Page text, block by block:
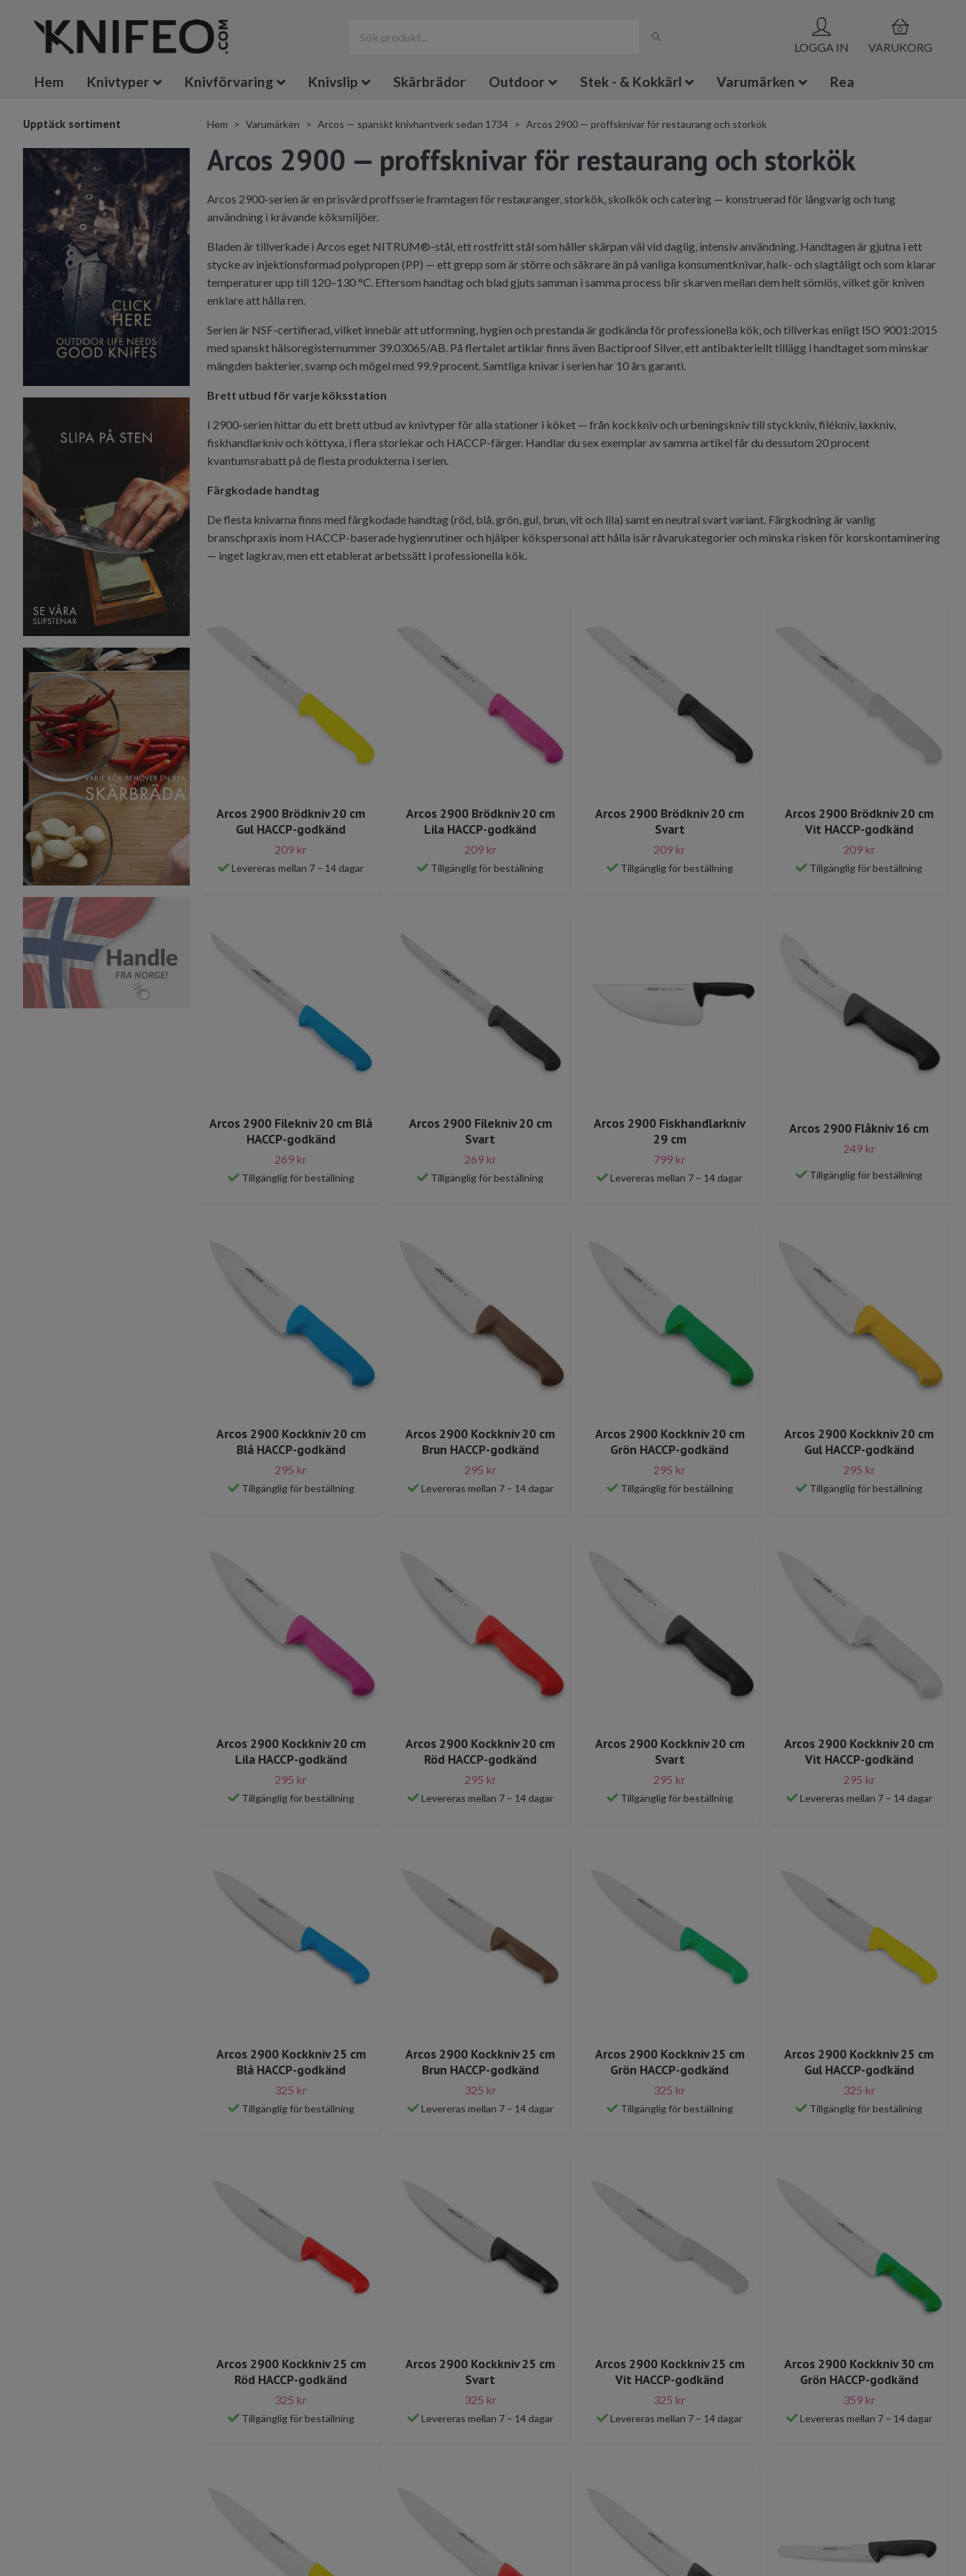
LOGGA IN
0
VARUKORG
Hem Knivtyper Knivförvaring Knivslip Skärbrädor Outdoor Stek - & Kokkärl Varumärken Rea
Upptäck sortiment Hem Varumärken Arcos — spanskt knivhantverk sedan 1734 Arcos 2900 — proffsknivar för restaurang och storkök
Arcos 2900 — proffsknivar för restaurang och storkök
Arcos 2900-serien är en prisvärd proffsserie framtagen för restauranger, storkök, skolkök och catering — konstruerad för långvarig och tung
användning i krävande köksmiljöer.
Bladen är tillverkade i Arcos eget NITRUM®-stål, ett rostfritt stål som håller skärpan väl vid daglig, intensiv användning. Handtagen är gjutna i ett
stycke av injektionsformad polypropen (PP) — ett grepp som är större och säkrare än på vanliga konsumentknivar, halk- och slagtåligt och som klarar
temperaturer upp till 120–130 °C. Eftersom handtag och blad gjuts samman i samma process blir skarven mellan dem helt sömlös, vilket gör kniven
enklare att hålla ren.
Serien är NSF-certifierad, vilket innebär att utformning, hygien och prestanda är godkända för professionella kök, och tillverkas enligt ISO 9001:2015
med spanskt hälsoregisternummer 39.03065/AB. På flertalet artiklar finns även Bactiproof Silver, ett antibakteriellt tillägg i handtaget som minskar
mängden bakterier, svamp och mögel med 99,9 procent. Samtliga knivar i serien har 10 års garanti.
Brett utbud för varje köksstation
I 2900-serien hittar du ett brett utbud av knivtyper för alla stationer i köket — från kockkniv och urbeningskniv till styckkniv, filékniv, laxkniv,
fiskhandlarkniv och köttyxa, i flera storlekar och HACCP-färger. Handlar du sex exemplar av samma artikel får du dessutom 20 procent
kvantumsrabatt på de flesta produkterna i serien.
Färgkodade handtag
De flesta knivarna finns med färgkodade handtag (röd, blå, grön, gul, brun, vit och lila) samt en neutral svart variant. Färgkodning är vanlig
branschpraxis inom HACCP-baserade hygienrutiner och hjälper kökspersonal att hålla isär råvarukategorier och minska risken för korskontaminering
— inget lagkrav, men ett etablerat arbetssätt i professionella kök.
Arcos 2900 Brödkniv 20 cm
Gul HACCP-godkänd
209 kr
Levereras mellan 7 – 14 dagar
Arcos 2900 Brödkniv 20 cm
Lila HACCP-godkänd
209 kr
Tillgänglig för beställning
Arcos 2900 Brödkniv 20 cm
Svart
209 kr
Tillgänglig för beställning
Arcos 2900 Brödkniv 20 cm
Vit HACCP-godkänd
209 kr
Tillgänglig för beställning
Arcos 2900 Filekniv 20 cm Blå
HACCP-godkänd
269 kr
Tillgänglig för beställning
Arcos 2900 Filekniv 20 cm
Svart
269 kr
Tillgänglig för beställning
Arcos 2900 Fiskhandlarkniv
29 cm
799 kr
Levereras mellan 7 – 14 dagar
Arcos 2900 Flåkniv 16 cm
249 kr
Tillgänglig för beställning
Arcos 2900 Kockkniv 20 cm
Blå HACCP-godkänd
295 kr
Tillgänglig för beställning
Arcos 2900 Kockkniv 20 cm
Brun HACCP-godkänd
295 kr
Levereras mellan 7 – 14 dagar
Arcos 2900 Kockkniv 20 cm
Grön HACCP-godkänd
295 kr
Tillgänglig för beställning
Arcos 2900 Kockkniv 20 cm
Gul HACCP-godkänd
295 kr
Tillgänglig för beställning
Arcos 2900 Kockkniv 20 cm
Lila HACCP-godkänd
295 kr
Tillgänglig för beställning
Arcos 2900 Kockkniv 20 cm
Röd HACCP-godkänd
295 kr
Levereras mellan 7 – 14 dagar
Arcos 2900 Kockkniv 20 cm
Svart
295 kr
Tillgänglig för beställning
Arcos 2900 Kockkniv 20 cm
Vit HACCP-godkänd
295 kr
Levereras mellan 7 – 14 dagar
Arcos 2900 Kockkniv 25 cm
Blå HACCP-godkänd
325 kr
Tillgänglig för beställning
Arcos 2900 Kockkniv 25 cm
Brun HACCP-godkänd
325 kr
Levereras mellan 7 – 14 dagar
Arcos 2900 Kockkniv 25 cm
Grön HACCP-godkänd
325 kr
Tillgänglig för beställning
Arcos 2900 Kockkniv 25 cm
Gul HACCP-godkänd
325 kr
Tillgänglig för beställning
Arcos 2900 Kockkniv 25 cm
Röd HACCP-godkänd
325 kr
Tillgänglig för beställning
Arcos 2900 Kockkniv 25 cm
Svart
325 kr
Levereras mellan 7 – 14 dagar
Arcos 2900 Kockkniv 25 cm
Vit HACCP-godkänd
325 kr
Levereras mellan 7 – 14 dagar
Arcos 2900 Kockkniv 30 cm
Grön HACCP-godkänd
359 kr
Levereras mellan 7 – 14 dagar